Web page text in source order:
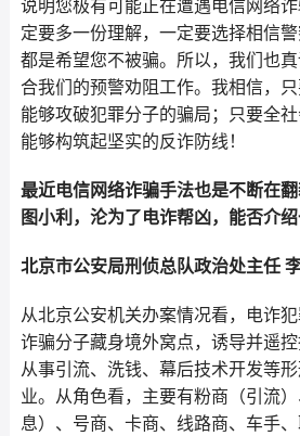
说明您极有可能正在遭遇电信网络
定要多一份理解，一定要选择相信
都是希望您不被骗。所以，我们也
合我们的预警劝阻工作。我相信，
能够攻破犯罪分子的骗局；只要全
能够构筑起坚实的反诈防线！
最近电信网络诈骗手法也是不断在
图小利，沦为了电诈帮凶，能否介绍
北京市公安局刑侦总队政治处主任 李
从北京公安机关办案情况看，电诈犯
诈骗分子藏身境外窝点，诱导并遥控
从事引流、洗钱、幕后技术开发等
业。从角色看，主要有粉商（引流
息）、号商、卡商、线路商、车手